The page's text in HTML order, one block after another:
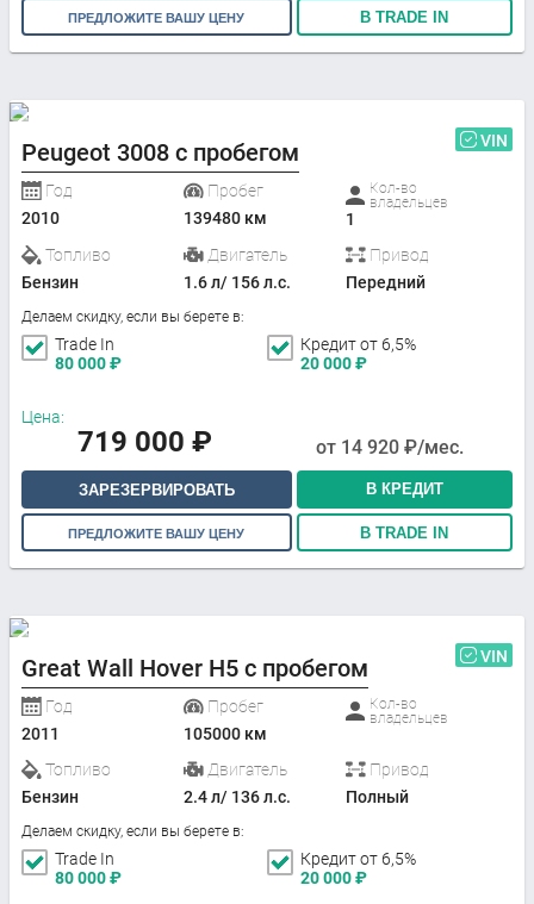
ПРЕДЛОЖИТЕ ВАШУ ЦЕНУ В TRADE IN
Peugeot 3008 с пробегом VIN
Год
2010
Пробег
139480 км
Кол-во
владельцев
1
Топливо
Бензин
Двигатель
1.6 л/ 156 л.с.
Привод
Передний
Делаем скидку, если вы берете в:
Trade In
80 000₽
Кредит от 6,5%
20 000₽
Цена:
719 000 ₽ от 14 920 ₽/мес.
ЗАРЕЗЕРВИРОВАТЬ В КРЕДИТ
ПРЕДЛОЖИТЕ ВАШУ ЦЕНУ В TRADE IN
Great Wall Hover H5 с пробегом VIN
Год
2011
Пробег
105000 км
Кол-во
владельцев
Топливо
Бензин
Двигатель
2.4 л/ 136 л.с.
Привод
Полный
Делаем скидку, если вы берете в:
Trade In
80 000₽
Кредит от 6,5%
20 000₽